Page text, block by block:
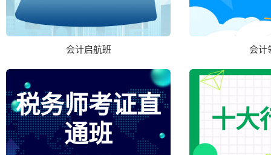
会计启航班 会计
税务师考证直
通班
十大